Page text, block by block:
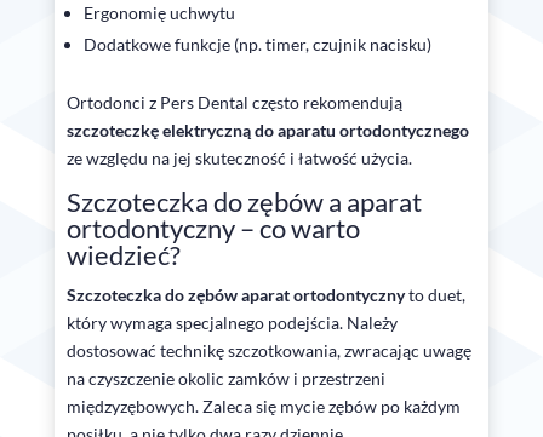
Ergonomię uchwytu
Dodatkowe funkcje (np. timer, czujnik nacisku)
Ortodonci z Pers Dental często rekomendują
szczoteczkę elektryczną do aparatu ortodontycznego
ze względu na jej skuteczność i łatwość użycia.
Szczoteczka do zębów a aparat
ortodontyczny – co warto
wiedzieć?
Szczoteczka do zębów aparat ortodontycznyto duet,
który wymaga specjalnego podejścia. Należy
dostosować technikę szczotkowania, zwracając uwagę
na czyszczenie okolic zamków i przestrzeni
międzyzębowych. Zaleca się mycie zębów po każdym